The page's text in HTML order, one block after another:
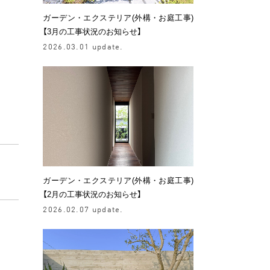
ガーデン・エクステリア(外構・お庭工事)
【3月の工事状況のお知らせ】
2026.03.01 update.
ガーデン・エクステリア(外構・お庭工事)
【2月の工事状況のお知らせ】
2026.02.07 update.